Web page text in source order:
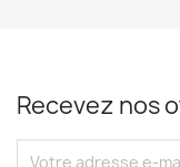
Recevez nos